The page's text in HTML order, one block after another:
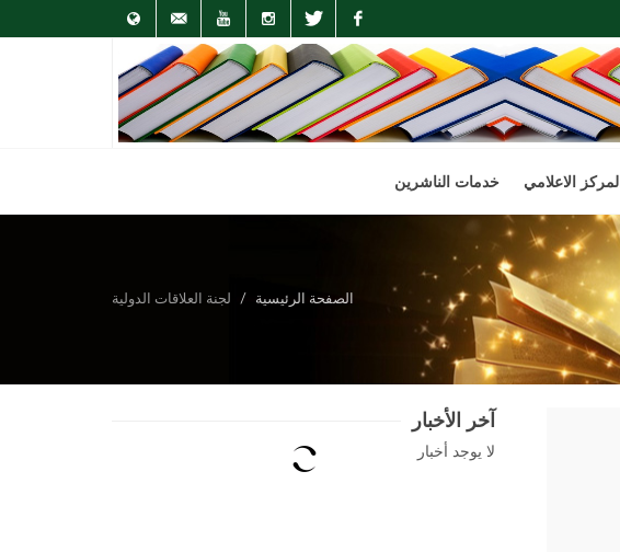
Facebook
Twitter
Instagram
Youtube
info@arab-
pa.org
English
المركز الاعلامي خدمات الناشرين
الصفحة الرئيسية لجنة العلاقات الدولية
آخر الأخبار
لا يوجد أخبار